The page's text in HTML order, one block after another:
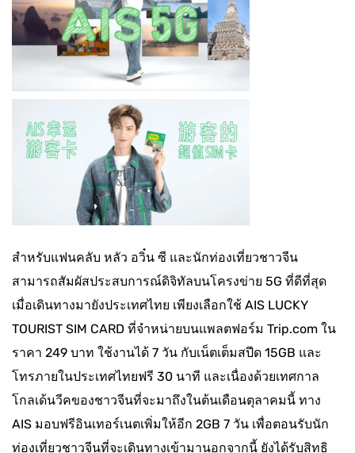
สำหรับแฟนคลับ หลัว อวิ๋น ซี และนักท่องเที่ยวชาวจีน
สามารถสัมผัสประสบการณ์ดิจิทัลบนโครงข่าย 5G ที่ดีที่สุด
เมื่อเดินทางมายังประเทศไทย เพียงเลือกใช้ AIS LUCKY
TOURIST SIM CARD ที่จำหน่ายบนแพลตฟอร์ม Trip.com ใน
ราคา 249 บาท ใช้งานได้ 7 วัน กับเน็ตเต็มสปีด 15GB และ
โทรภายในประเทศไทยฟรี 30 นาที และเนื่องด้วยเทศกาล
โกลเด้นวีคของชาวจีนที่จะมาถึงในต้นเดือนตุลาคมนี้ ทาง
AIS มอบฟรีอินเทอร์เนตเพิ่มให้อีก 2GB 7 วัน เพื่อตอนรับนัก
ท่องเที่ยวชาวจีนที่จะเดินทางเข้ามานอกจากนี้ ยังได้รับสิทธิ